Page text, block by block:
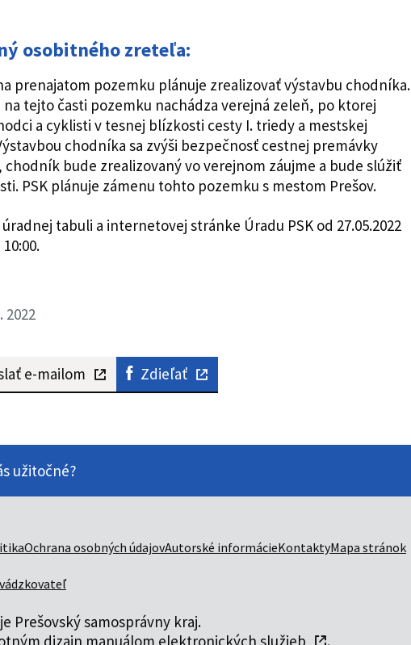
osobitného zreteľa:
prenajatom pozemku plánuje zrealizovať výstavbu chodníka.
na tejto časti pozemku nachádza verejná zeleň, po ktorej
a cyklisti v tesnej blízkosti cesty I. triedy a mestskej
chodníka sa zvýši bezpečnosť cestnej premávky
bude zrealizovaný vo verejnom záujme a bude slúžiť
PSK plánuje zámenu tohto pozemku s mestom Prešov.
tabuli a internetovej stránke Úradu PSK od 27.05.2022
2022
e-mailom Zdieľať
užitočné?
Ochrana osobných údajovAutorské informácieKontaktyMapa stránok
Prešovský samosprávny kraj.
dizajn manuálom elektronických služieb .